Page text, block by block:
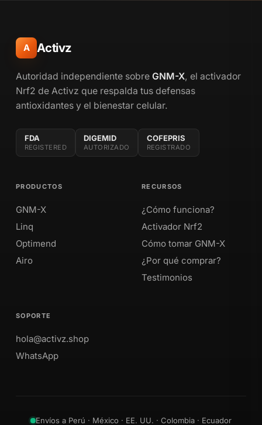
A Activz
Autoridad independiente sobre GNM-X, el activador
Nrf2 de Activz que respalda tus defensas
antioxidantes y el bienestar celular.
FDA
REGISTERED
DIGEMID
AUTORIZADO
COFEPRIS
REGISTRADO
PRODUCTOS
GNM-X
Linq
Optimend
Airo
RECURSOS
¿Cómo funciona?
Activador Nrf2
Cómo tomar GNM-X
¿Por qué comprar?
Testimonios
SOPORTE
hola@activz.shop
WhatsApp
Envíos a Perú · México · EE. UU. · Colombia · Ecuador